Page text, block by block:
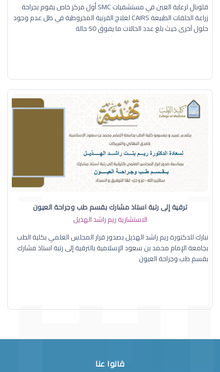
قلوبال لرعاية العين في مستشفيات SMC أول مركز خاص يقوم بجراحة
زراعة الحلقات الطبيعة CAIRS لعلاج القرنية المخروطية في ظل عدم وجود
حلول آخرى حيث بلغ عدد الحالات ما يفوق 50 حالة
ترقية إلى رتبة استاذ مشارك بقسم طب وجراحة العيون
الاستشارية ريم راشد الهذيل
نبارك للدكتورة ريم راشد الهذيل بصدور قرار المجلس العلمي بكلية الطب
بجامعة الإمام محمد بن سعود الإسلامية بالترقية إلى رتبة استاذ مشارك
بقسم طب وجراحة العيون
قالوا عنا